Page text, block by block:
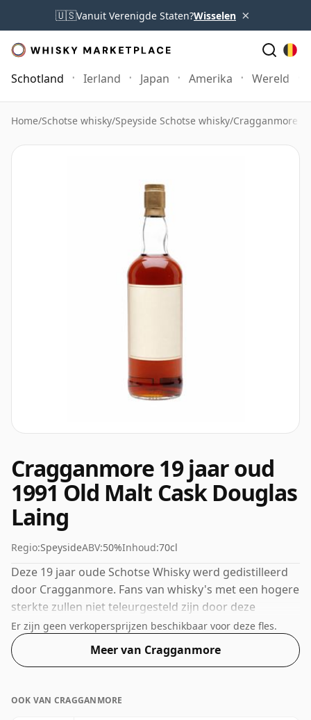
🇺🇸Vanuit Verenigde Staten?Wisselen ×
Schotland Ierland Japan Amerika Wereld
Home/Schotse whisky/Speyside Schotse whisky/Cragganmore
Cragganmore 19 jaar oud
1991 Old Malt Cask Douglas
Laing
Regio:SpeysideABV:50%Inhoud:70cl
Deze 19 jaar oude Schotse Whisky werd gedistilleerd
door Cragganmore. Fans van whisky's met een hogere
sterkte zullen niet teleurgesteld zijn door deze
botteling met een alcoholpercentage van 50%.
Er zijn geen verkopersprijzen beschikbaar voor deze fles.
Meer van Cragganmore
OOK VAN CRAGGANMORE